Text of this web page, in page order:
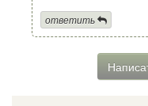
ответить